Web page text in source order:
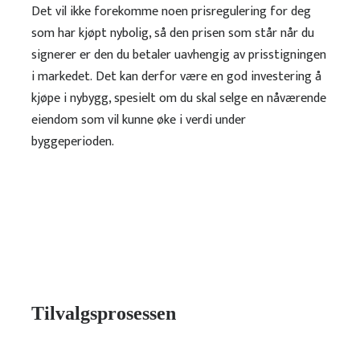
Det vil ikke forekomme noen prisregulering for deg
som har kjøpt nybolig, så den prisen som står når du
signerer er den du betaler uavhengig av prisstigningen
i markedet. Det kan derfor være en god investering å
kjøpe i nybygg, spesielt om du skal selge en nåværende
eiendom som vil kunne øke i verdi under
byggeperioden.
Tilvalgsprosessen